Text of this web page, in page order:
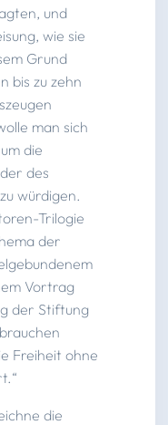
und
wie sie
Grund
bis zu zehn
man sich
die
des
würdigen.
Trilogie
der
Vortrag
der Stiftung
Freiheit ohne
die